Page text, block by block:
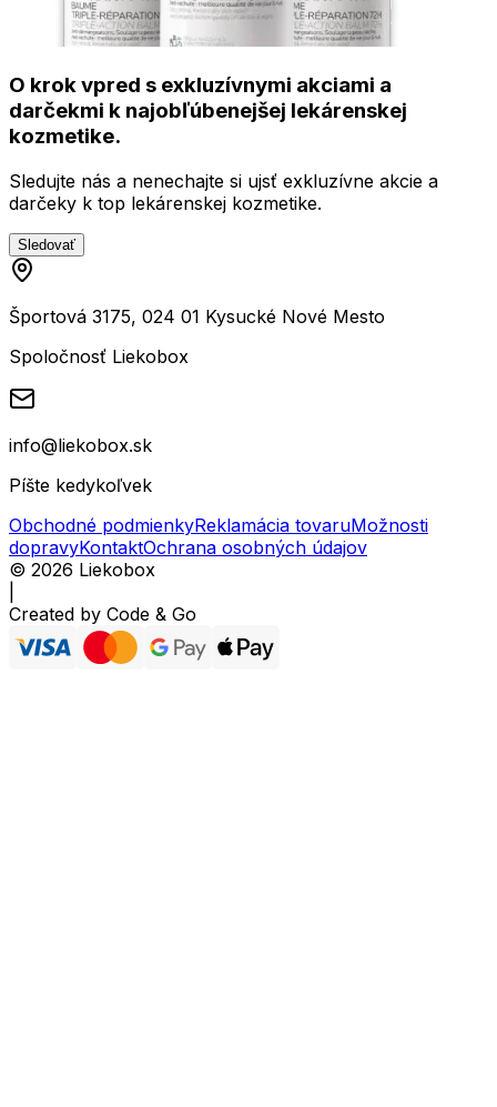
O krok vpred s exkluzívnymi akciami a
darčekmi k najobľúbenejšej lekárenskej
kozmetike.
Sledujte nás a nenechajte si ujsť exkluzívne akcie a
darčeky k top lekárenskej kozmetike.
Sledovať
Športová 3175, 024 01 Kysucké Nové Mesto
Spoločnosť Liekobox
info@liekobox.sk
Píšte kedykoľvek
Obchodné podmienkyReklamácia tovaruMožnosti
dopravyKontaktOchrana osobných údajov
© 2026 Liekobox
Created by Code & Go